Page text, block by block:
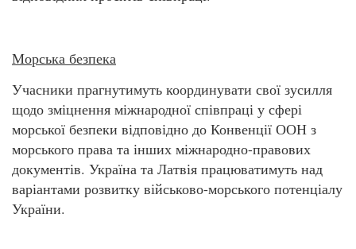
Морська безпека
Учасники прагнутимуть координувати свої зусилля
щодо зміцнення міжнародної співпраці у сфері
морської безпеки відповідно до Конвенції ООН з
морського права та інших міжнародно-правових
документів. Україна та Латвія працюватимуть над
варіантами розвитку військово-морського потенціалу
України.